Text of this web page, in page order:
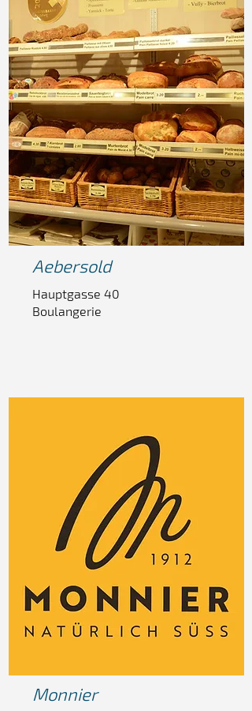
Aebersold
Hauptgasse 40
Boulangerie
Monnier